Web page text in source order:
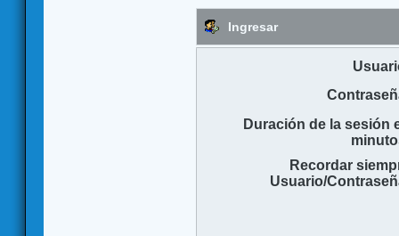
Ingresar
Duración de la sesión
Recordar
Usuario/